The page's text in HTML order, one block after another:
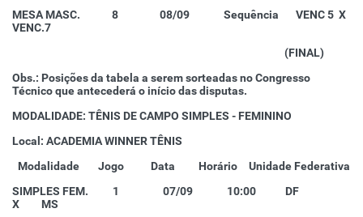
MESA MASC. 8 08/09 Sequência VENC 5 X
VENC.7
(FINAL)
Obs.: Posições da tabela a serem sorteadas no Congresso
Técnico que antecederá o início das disputas.
MODALIDADE: TÊNIS DE CAMPO SIMPLES - FEMININO
Local: ACADEMIA WINNER TÊNIS
Modalidade
Jogo Data Horário
Unidade Federativa
SIMPLES FEM. 1 07/09 10:00 DF
X MS